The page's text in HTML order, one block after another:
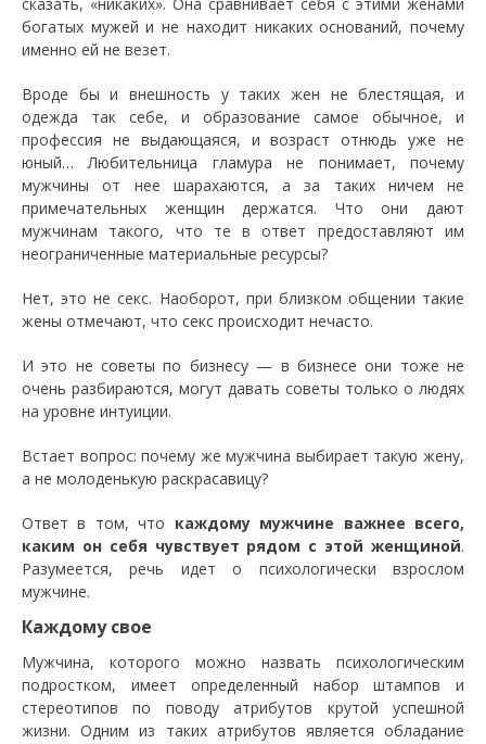
богатых мужей и не находит никаких оснований, почему
именно ей не везет.
Вроде бы и внешность у таких жен не блестящая, и
одежда так себе, и образование самое обычное, и
профессия не выдающаяся, и возраст отнюдь уже не
юный… Любительница гламура не понимает, почему
мужчины от нее шарахаются, а за таких ничем не
примечательных женщин держатся. Что они дают
мужчинам такого, что те в ответ предоставляют им
неограниченные материальные ресурсы?
Нет, это не секс. Наоборот, при близком общении такие
жены отмечают, что секс происходит нечасто.
И это не советы по бизнесу — в бизнесе они тоже не
очень разбираются, могут давать советы только о людях
на уровне интуиции.
Встает вопрос: почему же мужчина выбирает такую жену,
а не молоденькую раскрасавицу?
Ответ в том, что каждому мужчине важнее всего,
каким он себя чувствует рядом с этой женщиной.
Разумеется, речь идет о психологически взрослом
мужчине.
Каждому свое
Мужчина, которого можно назвать психологическим
подростком, имеет определенный набор штампов и
стереотипов по поводу атрибутов крутой успешной
жизни. Одним из таких атрибутов является обладание